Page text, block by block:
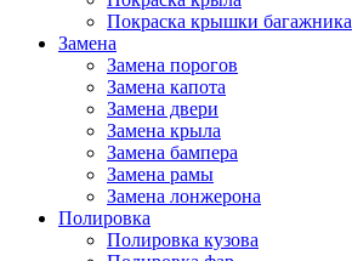
Покраска крышки багажника
Замена
Замена порогов
Замена капота
Замена двери
Замена крыла
Замена бампера
Замена рамы
Замена лонжерона
Полировка
Полировка кузова